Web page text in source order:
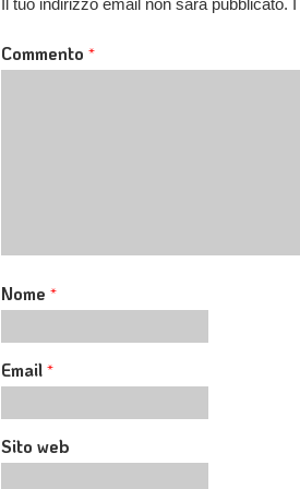
Commento*
Nome*
Email*
Sito web